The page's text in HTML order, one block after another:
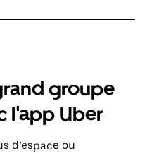
groupe
l'app Uber
d’espace ou